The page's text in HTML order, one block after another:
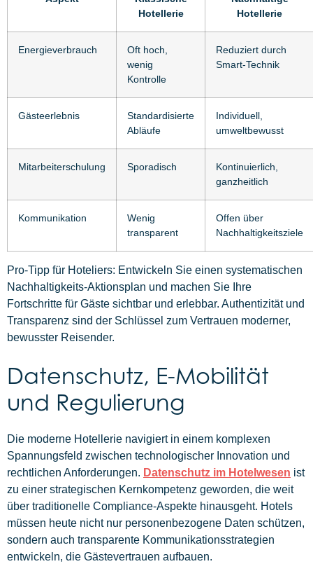
Hotellerie
Hotellerie
Energieverbrauch
Oft hoch,
wenig
Kontrolle
Reduziert durch
Smart-Technik
Gästeerlebnis
Standardisierte
Abläufe
Individuell,
umweltbewusst
Mitarbeiterschulung Sporadisch
Kontinuierlich,
ganzheitlich
Kommunikation
Wenig
transparent
Offen über
Nachhaltigkeitsziele
Pro-Tipp für Hoteliers: Entwickeln Sie einen systematischen
Nachhaltigkeits-Aktionsplan und machen Sie Ihre
Fortschritte für Gäste sichtbar und erlebbar. Authentizität und
Transparenz sind der Schlüssel zum Vertrauen moderner,
bewusster Reisender.
Datenschutz, E-Mobilität
und Regulierung
Die moderne Hotellerie navigiert in einem komplexen
Spannungsfeld zwischen technologischer Innovation und
rechtlichen Anforderungen. Datenschutz im Hotelwesen ist
zu einer strategischen Kernkompetenz geworden, die weit
über traditionelle Compliance-Aspekte hinausgeht. Hotels
müssen heute nicht nur personenbezogene Daten schützen,
sondern auch transparente Kommunikationsstrategien
entwickeln, die Gästevertrauen aufbauen.